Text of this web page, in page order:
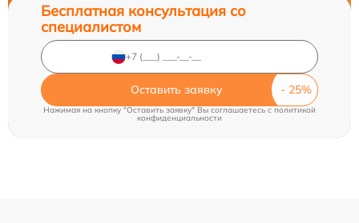
Бесплатная консультация со
специалистом
Оставить заявку
Нажимая на кнопку "Оставить заявку" Вы соглашаетесь cполитикой
конфиденциальности